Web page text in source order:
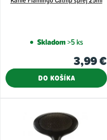
d
o
v
k
t
Skladom>5 ks
3,99 €
DO KOŠÍKA